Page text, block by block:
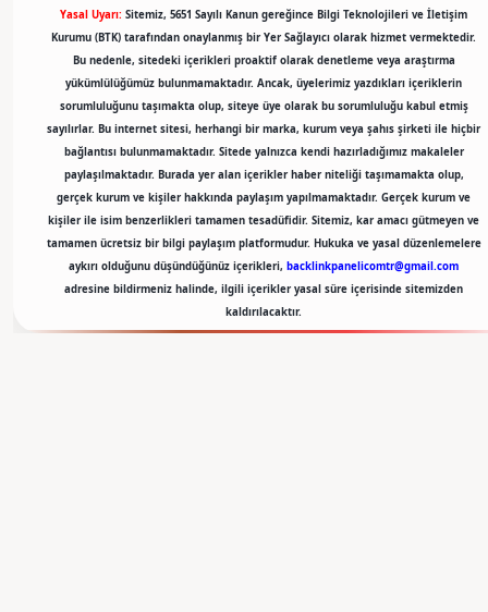
Yasal Uyarı: Sitemiz, 5651 Sayılı Kanun gereğince Bilgi Teknolojileri ve İletişim
Kurumu (BTK) tarafından onaylanmış bir Yer Sağlayıcı olarak hizmet vermektedir.
Bu nedenle, sitedeki içerikleri proaktif olarak denetleme veya araştırma
yükümlülüğümüz bulunmamaktadır. Ancak, üyelerimiz yazdıkları içeriklerin
sorumluluğunu taşımakta olup, siteye üye olarak bu sorumluluğu kabul etmiş
sayılırlar. Bu internet sitesi, herhangi bir marka, kurum veya şahıs şirketi ile hiçbir
bağlantısı bulunmamaktadır. Sitede yalnızca kendi hazırladığımız makaleler
paylaşılmaktadır. Burada yer alan içerikler haber niteliği taşımamakta olup,
gerçek kurum ve kişiler hakkında paylaşım yapılmamaktadır. Gerçek kurum ve
kişiler ile isim benzerlikleri tamamen tesadüfidir. Sitemiz, kar amacı gütmeyen ve
tamamen ücretsiz bir bilgi paylaşım platformudur. Hukuka ve yasal düzenlemelere
aykırı olduğunu düşündüğünüz içerikleri, backlinkpanelicomtr@gmail.com
adresine bildirmeniz halinde, ilgili içerikler yasal süre içerisinde sitemizden
kaldırılacaktır.